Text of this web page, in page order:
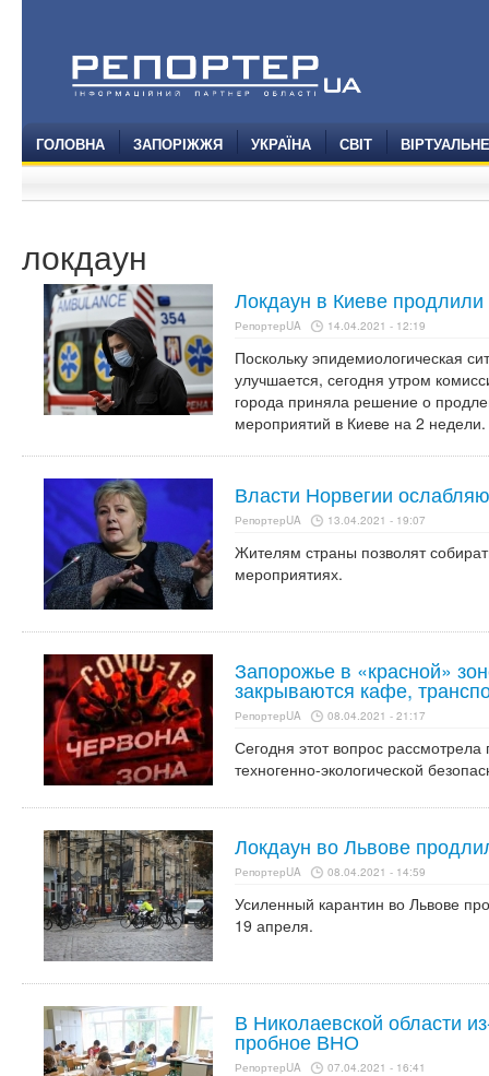
ГОЛОВНА ЗАПОРІЖЖЯ УКРАЇНА СВІТ
локдаун
Локдаун в Киеве
РепортерUA 14.04.2021 - 12:19
Поскольку эпидемиологическая
улучшается, сегодня утром
города приняла решение о
мероприятий в Киеве на 2 недели.
Власти Норвегии
РепортерUA 13.04.2021 - 19:07
Жителям страны позволят
мероприятиях.
Запорожье в «красной»
закрываются кафе,
РепортерUA 08.04.2021 - 21:17
Сегодня этот вопрос
техногенно-экологической
Локдаун во Львове
РепортерUA 08.04.2021 - 14:59
Усиленный карантин во Львове
19 апреля.
В Николаевской области
пробное ВНО
РепортерUA 07.04.2021 - 16:41